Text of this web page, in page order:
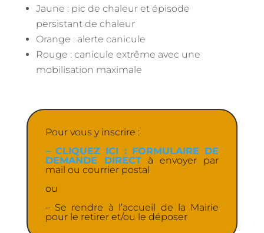
Jaune : pic de chaleur et épisode
persistant de chaleur
Orange : alerte canicule
Rouge : canicule extrême avec une
mobilisation maximale
Pour vous y inscrire :
– CLIQUEZ ICI : FORMULAIRE DE
DEMANDE DIRECTà envoyer par
mail ou courrier postal
ou
– Se rendre à l’accueil de la Mairie
pour le retirer et/ou le déposer